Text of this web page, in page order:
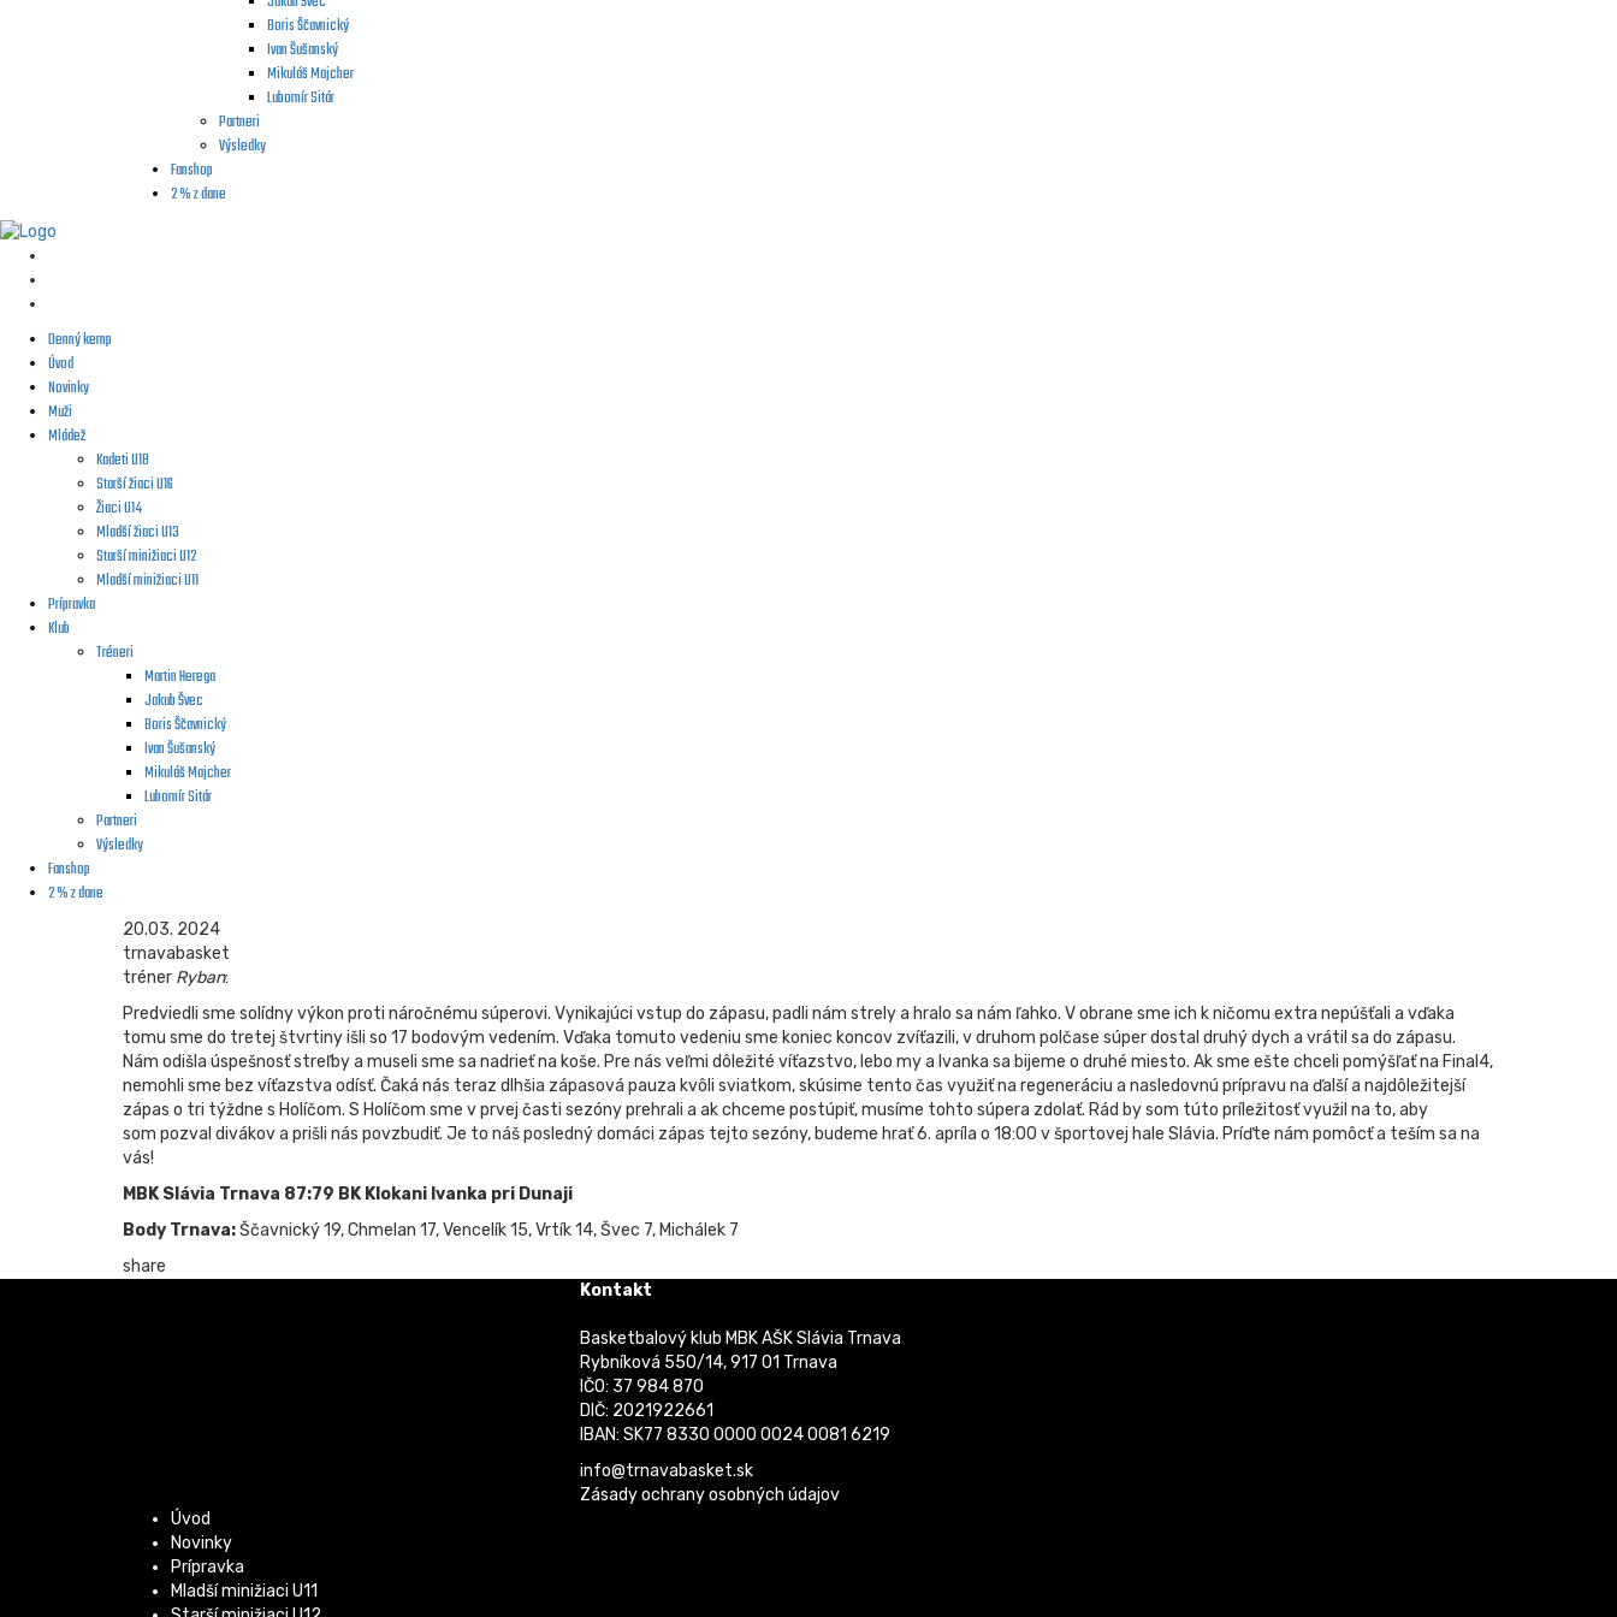
Boris Ščavnický
Ivan Šušanský
Mikuláš Majcher
Lubomír Sitár
Partneri
Výsledky
Fanshop
2 % z dane
Denný kemp
Úvod
Novinky
Muži
Mládež
Kadeti U18
Starší žiaci U16
Žiaci U14
Mladší žiaci U13
Starší minižiaci U12
Mladší minižiaci U11
Prípravka
Klub
Tréneri
Martin Herega
Jakub Švec
Boris Ščavnický
Ivan Šušanský
Mikuláš Majcher
Lubomír Sitár
Partneri
Výsledky
Fanshop
2 % z dane
20.03. 2024
trnavabasket
tréner Ryban:
Predviedli sme solídny výkon proti náročnému súperovi. Vynikajúci vstup do zápasu, padli nám strely a hralo sa nám ľahko. V obrane sme ich k ničomu extra nepúšťali a vďaka
tomu sme do tretej štvrtiny išli so 17 bodovým vedením. Vďaka tomuto vedeniu sme koniec koncov zvíťazili, v druhom polčase súper dostal druhý dych a vrátil sa do zápasu.
Nám odišla úspešnosť streľby a museli sme sa nadrieť na koše. Pre nás veľmi dôležité víťazstvo, lebo my a Ivanka sa bijeme o druhé miesto. Ak sme ešte chceli pomýšľať na Final4,
nemohli sme bez víťazstva odísť. Čaká nás teraz dlhšia zápasová pauza kvôli sviatkom, skúsime tento čas využiť na regeneráciu a nasledovnú prípravu na ďalší a najdôležitejší
zápas o tri týždne s Holíčom. S Holíčom sme v prvej časti sezóny prehrali a ak chceme postúpiť, musíme tohto súpera zdolať. Rád by som túto príležitosť využil na to, aby
som pozval divákov a prišli nás povzbudiť. Je to náš posledný domáci zápas tejto sezóny, budeme hrať 6. apríla o 18:00 v športovej hale Slávia. Príďte nám pomôcť a teším sa na
vás!
MBK Slávia Trnava 87:79 BK Klokani Ivanka pri Dunaji
Body Trnava:Ščavnický 19, Chmelan 17, Vencelík 15, Vrtík 14, Švec 7, Michálek 7
share
Kontakt
Basketbalový klub MBK AŠK Slávia Trnava
Rybníková 550/14, 917 01 Trnava
IČO: 37 984 870
DIČ: 2021922661
IBAN: SK77 8330 0000 0024 0081 6219
info@trnavabasket.sk
Zásady ochrany osobných údajov
Úvod
Novinky
Prípravka
Mladší minižiaci U11